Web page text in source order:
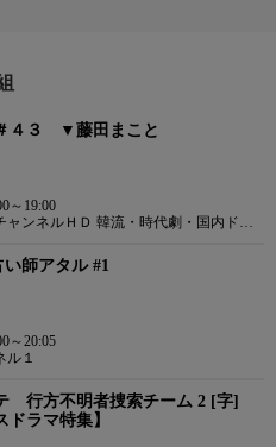
４３ ▼藤田まこと
～19:00
ャンネルＨＤ 韓流・時代劇・国内ドラ
師アタル #1
～20:05
ル１
行方不明者捜索チーム 2 [字]
ドラマ特集】